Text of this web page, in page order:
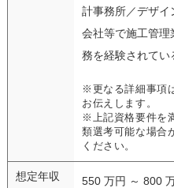
計事務所／デザイ
会社等で施工管理
務を経験されてい
※更なる詳細事項
お伝えします。
※上記資格要件を
類選考可能な場合
ください。
想定年収 550 万円 ～ 800